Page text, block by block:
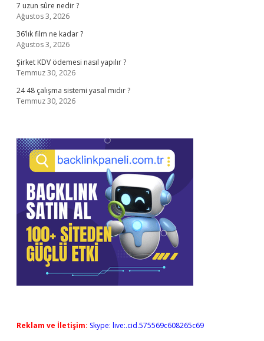
7 uzun sûre nedir ?
Ağustos 3, 2026
36’lık film ne kadar ?
Ağustos 3, 2026
Şirket KDV ödemesi nasıl yapılır ?
Temmuz 30, 2026
24 48 çalışma sistemi yasal mıdır ?
Temmuz 30, 2026
Reklam ve İletişim: Skype: live:.cid.575569c608265c69